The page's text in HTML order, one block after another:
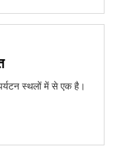
स्थलों में से एक है।